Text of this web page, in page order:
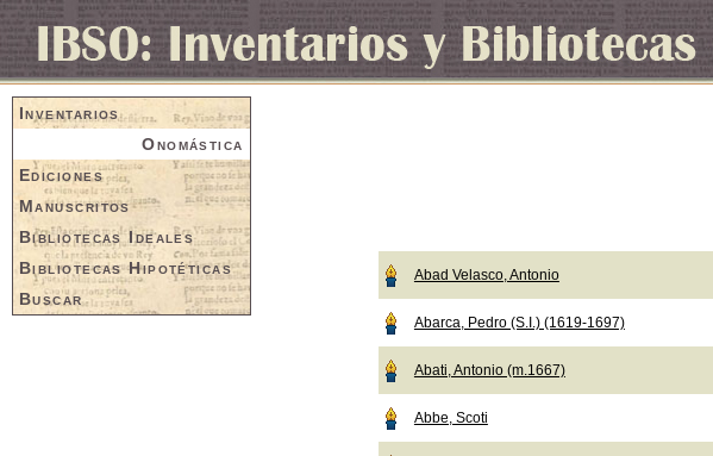
Inventarios
Onomástica
Ediciones
Manuscritos
Bibliotecas Ideales
Bibliotecas Hipotéticas
Buscar
Abad Velasco, Antonio
Abarca, Pedro (S.I.) (1619-1697)
Abati, Antonio (m.1667)
Abbe, Scoti